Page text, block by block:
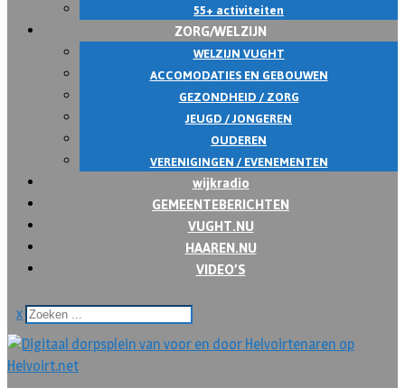
55+ activiteiten
ZORG/WELZIJN
WELZIJN VUGHT
ACCOMODATIES EN GEBOUWEN
GEZONDHEID / ZORG
JEUGD / JONGEREN
OUDEREN
VERENIGINGEN / EVENEMENTEN
wijkradio
GEMEENTEBERICHTEN
VUGHT.NU
HAAREN.NU
VIDEO’S
x